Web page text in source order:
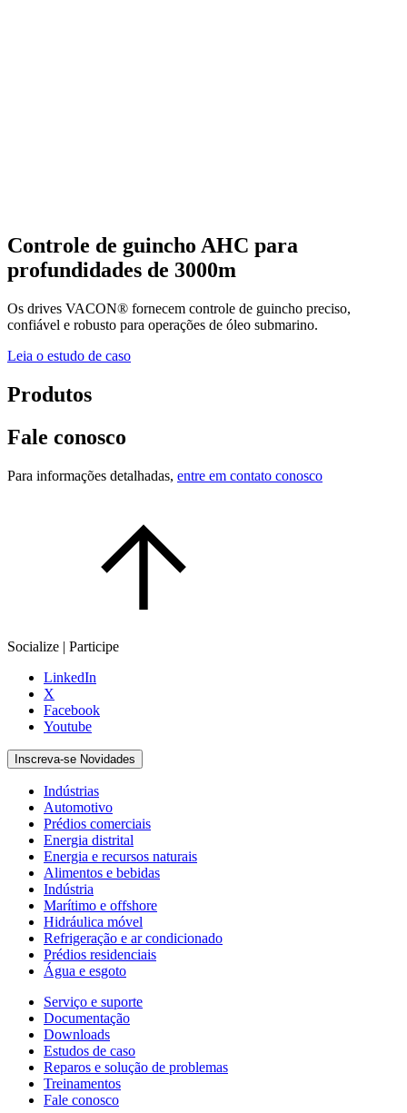
Controle de guincho AHC para
profundidades de 3000m
Os drives VACON® fornecem controle de guincho preciso,
confiável e robusto para operações de óleo submarino.
Leia o estudo de caso
Produtos
Fale conosco
Para informações detalhadas, entre em contato conosco
Socialize | Participe
LinkedIn
X
Facebook
Youtube
Inscreva-se Novidades
Indústrias
Automotivo
Prédios comerciais
Energia distrital
Energia e recursos naturais
Alimentos e bebidas
Indústria
Marítimo e offshore
Hidráulica móvel
Refrigeração e ar condicionado
Prédios residenciais
Água e esgoto
Serviço e suporte
Documentação
Downloads
Estudos de caso
Reparos e solução de problemas
Treinamentos
Fale conosco